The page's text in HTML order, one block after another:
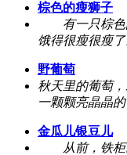
棕色的瘦狮子
有一只棕色
饿得很瘦很瘦
野葡萄
秋天里的葡萄
一颗颗亮晶晶
金瓜儿银豆儿
从前，铁柜